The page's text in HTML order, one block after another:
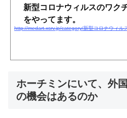
新型コロナウィルスのワク
をやってます。
http://medart.xsrv.jp/category/新型コロナウィル
ホーチミンにいて、外
の機会はあるのか